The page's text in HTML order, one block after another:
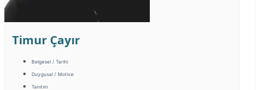
Timur Çayır
Belgesel / Tarihi
Duygusal / Motive
Tanıtım